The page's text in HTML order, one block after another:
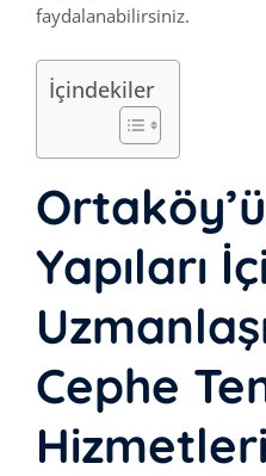
faydalanabilirsiniz.
İçindekiler
Yapıları
Cephe
Hizmetleri